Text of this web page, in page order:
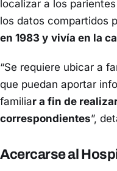
localizar a los
los datos compartidos
en 1983 y vivía en la
“Se requiere ubicar a
que puedan aportar
familiar a fin de
correspondientes”,
Acercarse al